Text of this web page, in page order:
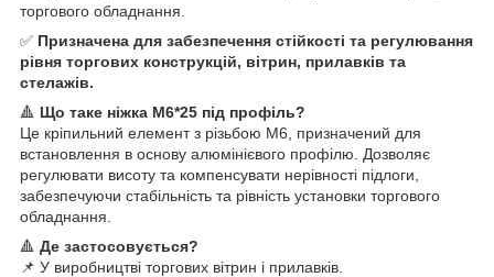
торгового обладнання.
✅ Призначена для забезпечення стійкості та регулювання
рівня торгових конструкцій, вітрин, прилавків та
стелажів.
🔺 Що таке ніжка М6*25 під профіль?
Це кріпильний елемент з різьбою М6, призначений для
встановлення в основу алюмінієвого профілю. Дозволяє
регулювати висоту та компенсувати нерівності підлоги,
забезпечуючи стабільність та рівність установки торгового
обладнання.
🔺 Де застосовується?
📌 У виробництві торгових вітрин і прилавків.